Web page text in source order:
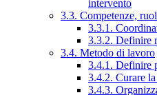
intervento
3.3. Competenze,
3.3.1.
3.3.2. Definire
3.4. Metodo di lavoro
3.4.1. Definire
3.4.2. Curare
3.4.3.